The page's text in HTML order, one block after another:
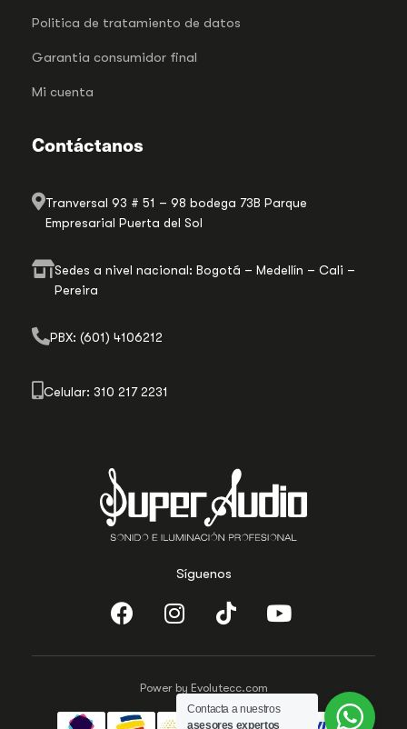
Síguenos
Politica de tratamiento de datos
Garantia consumidor final
Mi cuenta
Contáctanos
Tranversal 93 # 51 – 98 bodega 73B Parque
Empresarial Puerta del Sol
Sedes a nivel nacional: Bogotá – Medellín – Cali –
Pereira
PBX: (601) 4106212
Celular: 310 217 2231
Power by Evolutecc.com
Contacta a nuestros
asesores expertos